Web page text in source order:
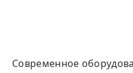
Современное